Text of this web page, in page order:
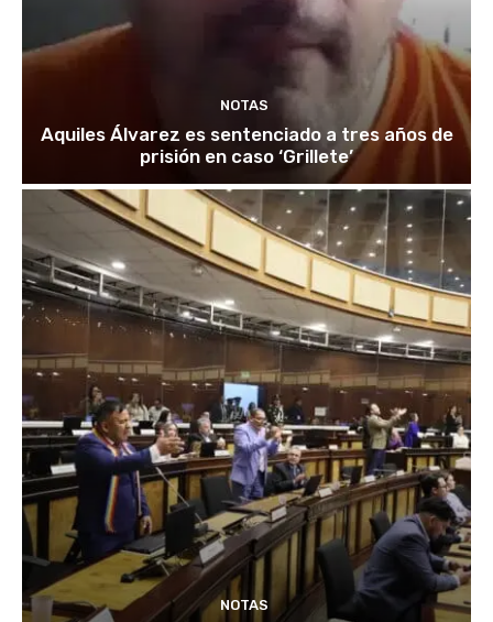
NOTAS
Aquiles Álvarez es sentenciado a tres años de
prisión en caso ‘Grillete’
NOTAS